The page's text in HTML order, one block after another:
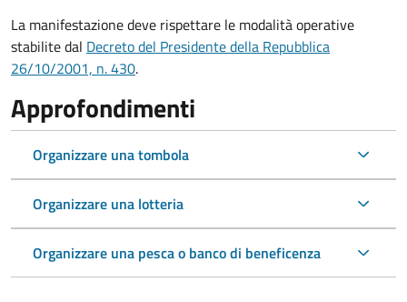
La manifestazione deve rispettare le modalità operative
stabilite dal Decreto del Presidente della Repubblica
26/10/2001, n. 430.
Approfondimenti
Organizzare una tombola
Organizzare una lotteria
Organizzare una pesca o banco di beneficenza